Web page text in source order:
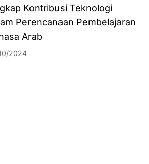
Kontribusi Teknologi
Perencanaan Pembelajaran
Arab
2024